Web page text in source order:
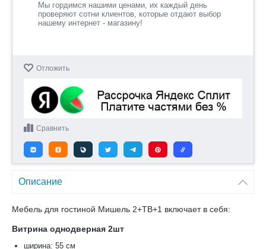
Мы гордимся нашими ценами, их каждый день
проверяют сотни клиентов, которые отдают выбор
нашему интернет - магазину!
Отложить
Сравнить
Описание
Мебель для гостиной Мишель 2+ТВ+1 включает в себя:
Витрина однодверная 2шт
ширина: 55 см